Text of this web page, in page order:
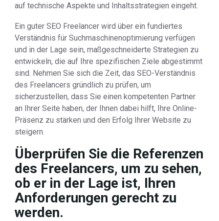
auf technische Aspekte und Inhaltsstrategien eingeht.
Ein guter SEO Freelancer wird über ein fundiertes
Verständnis für Suchmaschinenoptimierung verfügen
und in der Lage sein, maßgeschneiderte Strategien zu
entwickeln, die auf Ihre spezifischen Ziele abgestimmt
sind. Nehmen Sie sich die Zeit, das SEO-Verständnis
des Freelancers gründlich zu prüfen, um
sicherzustellen, dass Sie einen kompetenten Partner
an Ihrer Seite haben, der Ihnen dabei hilft, Ihre Online-
Präsenz zu stärken und den Erfolg Ihrer Website zu
steigern.
Überprüfen Sie die Referenzen
des Freelancers, um zu sehen,
ob er in der Lage ist, Ihren
Anforderungen gerecht zu
werden.